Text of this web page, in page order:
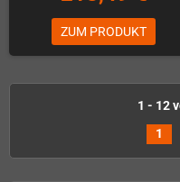
ZUM PRODUKT
1 - 12
1